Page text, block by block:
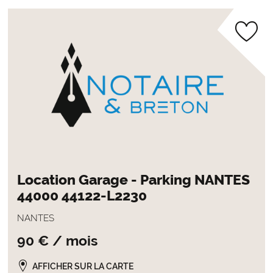
Location Garage - Parking NANTES
44000 44122-L2230
NANTES
90 € / mois
AFFICHER SUR LA CARTE